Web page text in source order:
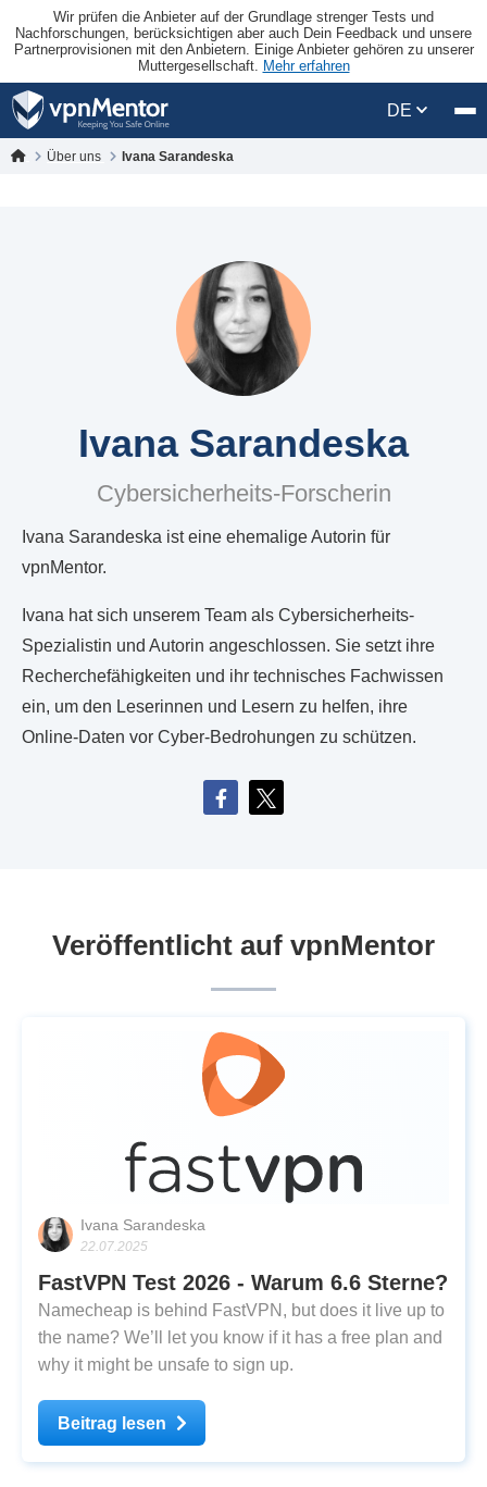
Wir prüfen die Anbieter auf der Grundlage strenger Tests und
Nachforschungen, berücksichtigen aber auch Dein Feedback und unsere
Partnerprovisionen mit den Anbietern. Einige Anbieter gehören zu unserer
Muttergesellschaft. Mehr erfahren
DE
Über uns Ivana Sarandeska
Ivana Sarandeska
Cybersicherheits-Forscherin
Ivana Sarandeska ist eine ehemalige Autorin für
vpnMentor.
Ivana hat sich unserem Team als Cybersicherheits-
Spezialistin und Autorin angeschlossen. Sie setzt ihre
Recherchefähigkeiten und ihr technisches Fachwissen
ein, um den Leserinnen und Lesern zu helfen, ihre
Online-Daten vor Cyber-Bedrohungen zu schützen.
Veröffentlicht auf vpnMentor
Ivana Sarandeska
22.07.2025
FastVPN Test 2026 - Warum 6.6 Sterne?
Namecheap is behind FastVPN, but does it live up to
the name? We’ll let you know if it has a free plan and
why it might be unsafe to sign up.
Beitrag lesen